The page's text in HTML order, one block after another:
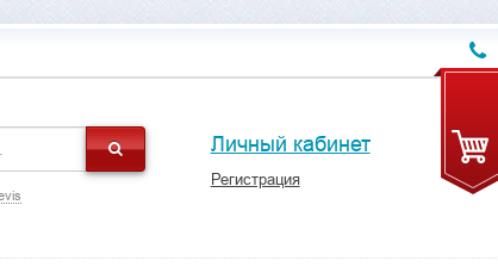
Личный кабинет
Регистрация